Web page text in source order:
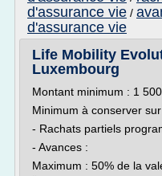
d'assurance vie /
d'assurance vie
Life Mobility
Luxembourg
Montant minimum : 1 500
Minimum à conserver
- Rachats partiels
- Avances :
Maximum : 50% de la